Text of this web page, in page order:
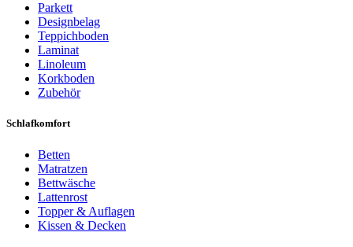
Parkett
Designbelag
Teppichboden
Laminat
Linoleum
Korkboden
Zubehör
Schlafkomfort
Betten
Matratzen
Bettwäsche
Lattenrost
Topper & Auflagen
Kissen & Decken